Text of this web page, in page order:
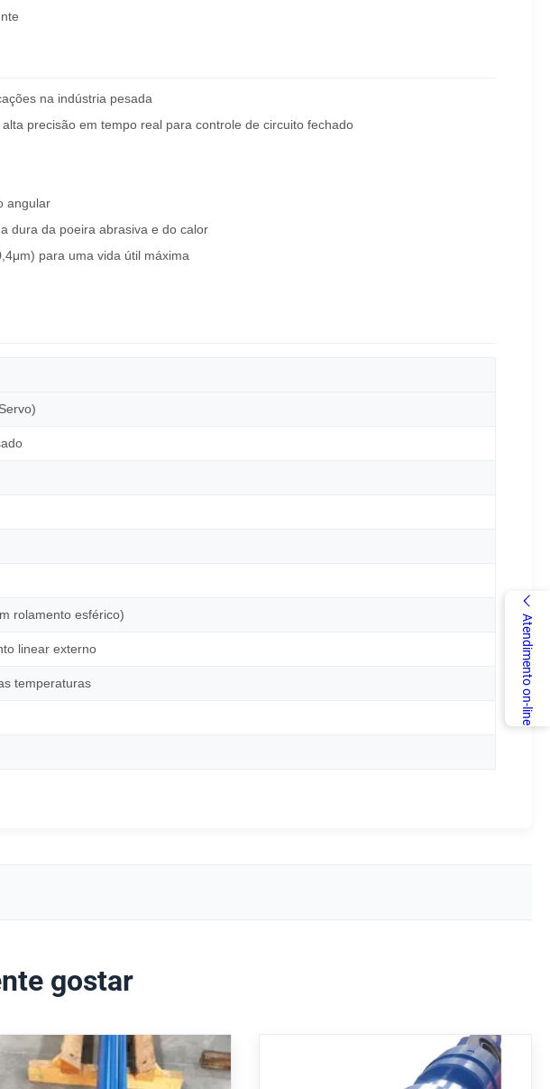
Atendimento on-line
na indústria pesada
precisão em tempo real para controle de circuito fechado
angular
dura da poeira abrasiva e do calor
para uma vida útil máxima
rolamento esférico)
linear externo
temperaturas
gostar